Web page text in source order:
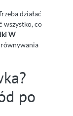
działać
wszystko, co
W
po